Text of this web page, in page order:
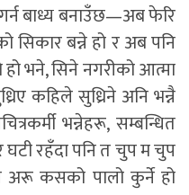
गर्न बाध्य बनाउँछ—अब फेरि
बन्ने हो र अब पनि
भने, सिने नगरीको आत्मा
कहिले सुध्रिने अनि भन्नै
भन्नेहरू, सम्बन्धित
घटी रहँदा पनि त चुप म चुप
अरू कसको पालो कुर्ने हो